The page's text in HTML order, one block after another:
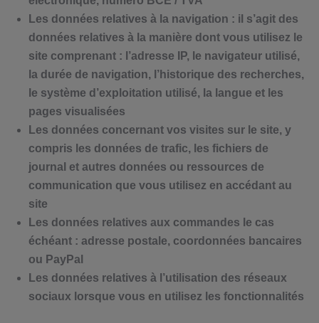
Les données relatives à la navigation : il s’agit des
données relatives à la manière dont vous utilisez le
site comprenant : l’adresse IP, le navigateur utilisé,
la durée de navigation, l’historique des recherches,
le système d’exploitation utilisé, la langue et les
pages visualisées
Les données concernant vos visites sur le site, y
compris les données de trafic, les fichiers de
journal et autres données ou ressources de
communication que vous utilisez en accédant au
site
Les données relatives aux commandes le cas
échéant : adresse postale, coordonnées bancaires
ou PayPal
Les données relatives à l’utilisation des réseaux
sociaux lorsque vous en utilisez les fonctionnalités